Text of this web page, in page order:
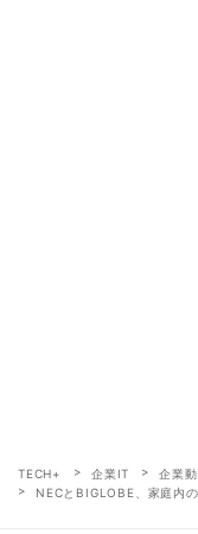
TECH+ 企業IT
企業
NECとBIGLOBE、家庭内